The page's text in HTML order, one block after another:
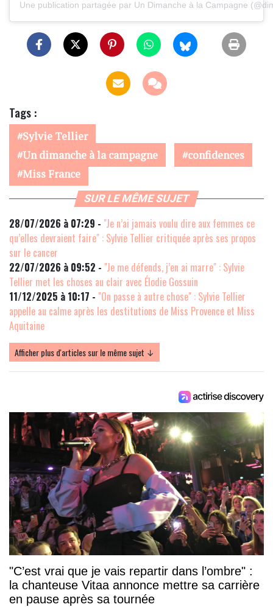
Une publication partagée par Un Dimanche à la Campagne
Tags :
Sylvie Tellier
Un dimanche à la campagne
confidences
Miss France
SUR LE MÊME SUJET
28/07/2026 à 07:29 - "Je n’ai jamais voulu dire aux femmes ce
qu’elles devraient faire" : Sylvie Tellier critiquée après ses propos
sur le cancer
22/07/2026 à 09:52 - "Je me défends, j’en ai marre" : Sylvie
Tellier met les choses au clair avec Élodie Gossuin
11/12/2025 à 10:17 - "On passe à autre chose" : Sylvie Tellier
appelle au calme après les destitutions de Miss Provence et Miss
Aquitaine
Afficher plus d'articles sur le même sujet ↓
"C’est vrai que je vais repartir dans l’ombre" :
la chanteuse Vitaa annonce mettre sa carrière
en pause après sa tournée